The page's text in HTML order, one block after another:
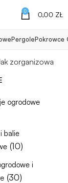
0 0,00 ZŁ
PergolePokrowce
zorganizować
ogrodowe
balie
(10)
i
(30)